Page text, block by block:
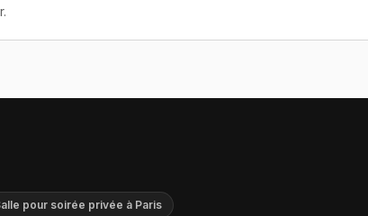
pour soirée privée à Paris